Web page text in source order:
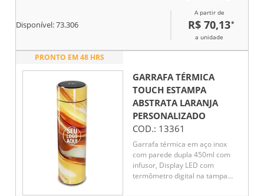
Disponível:73.306
A partir de
R$ 70,13*
a unidade
PRONTO EM 48 HRS
GARRAFA TÉRMICA
TOUCH ESTAMPA
ABSTRATA LARANJA
PERSONALIZADO
COD.: 13361
Garrafa térmica em aço inox
com parede dupla 450ml com
infusor, Display LED com
termômetro digital na tampa